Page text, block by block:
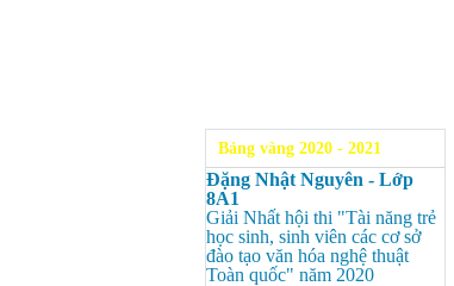
Bảng vàng 2020 - 2021
Đặng Nhật Nguyên - Lớp
8A1
Giải Nhất hội thi "Tài năng trẻ
học sinh, sinh viên các cơ sở
đào tạo văn hóa nghệ thuật
Toàn quốc" năm 2020